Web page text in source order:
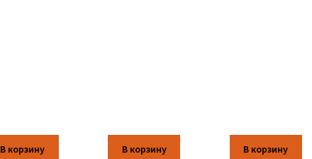
В корзину В корзину В корзину